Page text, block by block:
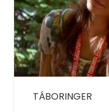
TÁBORINGER